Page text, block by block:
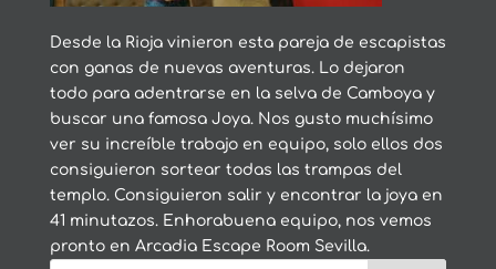
Desde la Rioja vinieron esta pareja de escapistas
con ganas de nuevas aventuras. Lo dejaron
todo para adentrarse en la selva de Camboya y
buscar una famosa Joya. Nos gusto muchísimo
ver su increíble trabajo en equipo, solo ellos dos
consiguieron sortear todas las trampas del
templo. Consiguieron salir y encontrar la joya en
41 minutazos. Enhorabuena equipo, nos vemos
pronto en Arcadia Escape Room Sevilla.